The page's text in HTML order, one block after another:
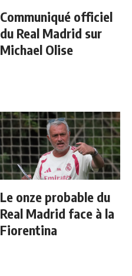
Communiqué officiel
du Real Madrid sur
Michael Olise
Le onze probable du
Real Madrid face à la
Fiorentina